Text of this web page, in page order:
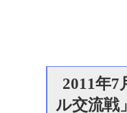
2011年
ル交流戦